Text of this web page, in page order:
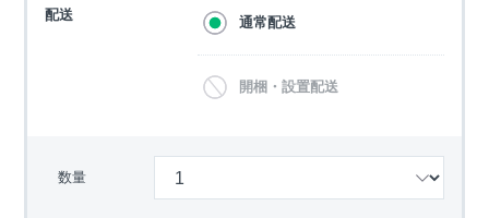
配送 通常配送
開梱・設置配送
数量